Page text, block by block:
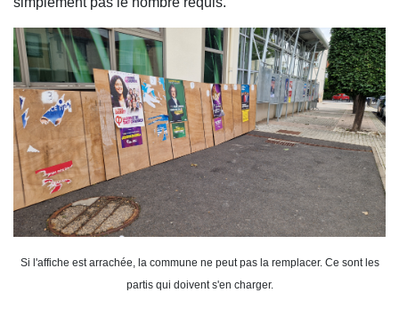
Si l'affiche est arrachée, la commune ne peut pas la remplacer. Ce sont les
partis qui doivent s'en charger.